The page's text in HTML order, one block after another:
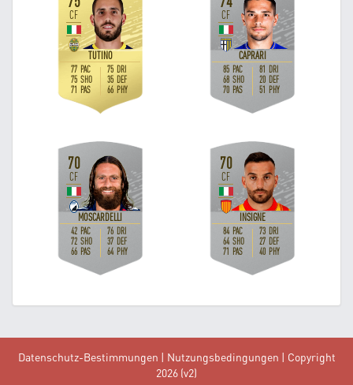
Datenschutz-Bestimmungen | Nutzungsbedingungen | Copyright
2026 (v2)